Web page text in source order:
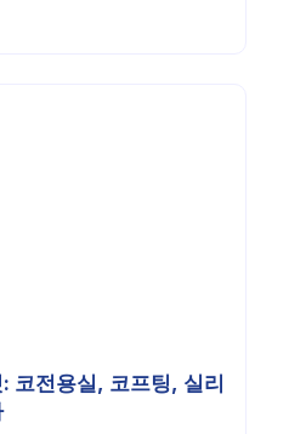
코전용실, 코프팅, 실리